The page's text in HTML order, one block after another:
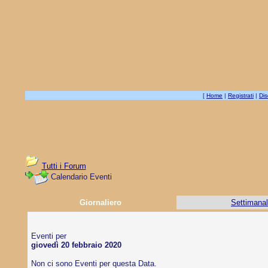
[ Home | Registrati |
Tutti i Forum
Calendario Eventi
Giornaliero
Eventi per
giovedì 20 febbraio 2020
Non ci sono Eventi per questa Data.